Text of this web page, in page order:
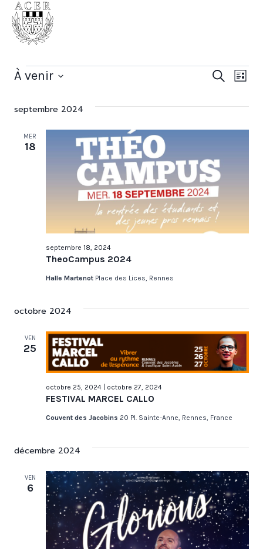
Aller
contenu
Évènements
et
de
Recherche
de
Liste
À venir
une
septembre 2024
MER
18
TheoCampus 2024
septembre 18, 2024
Halle Martenot Place des Lices, Rennes
octobre 2024
VEN
25
FESTIVAL MARCEL CALLO
octobre 25, 2024 octobre 27, 2024
Couvent des Jacobins 20 Pl. Sainte-Anne, Rennes, France
décembre 2024
VEN
6